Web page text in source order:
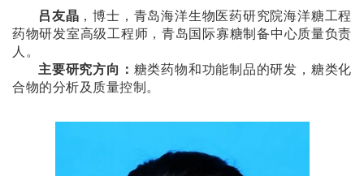
吕友晶 ，博士，青岛海洋生物医药研究院海洋糖工程
药物研发室高级工程师，青岛国际寡糖制备中心质量负责
人。
主要研究方向 ： 糖类药物和功能制品的研发，糖类化
合物的分析及质量控制。